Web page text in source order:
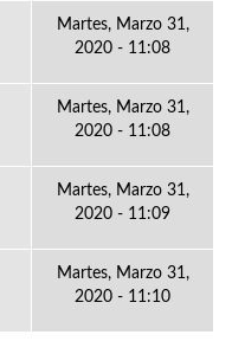
Martes, Marzo 31,
2020 - 11:08
Martes, Marzo 31,
2020 - 11:08
Martes, Marzo 31,
2020 - 11:09
Martes, Marzo 31,
2020 - 11:10